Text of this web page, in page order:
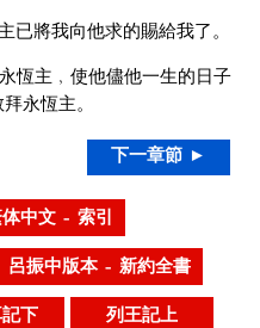
已將我向他求的賜給我了。
恆主﹐使他儘他一生的日子
永恆主。
下一章節 ►
中文 – 索引
呂振中版本 – 新約全書
下 列王記上